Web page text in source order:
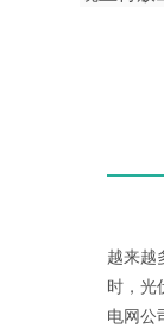
越来越
时，光
电网公